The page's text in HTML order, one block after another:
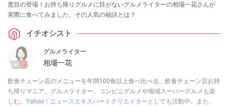
度目の登場！お持ち帰りグルメに目がないグルメライターの相場一花さんが
実際に食べてみました。その人気の秘訣とは？
イチオシスト
グルメライター
相場一花
飲食チェーン店のメニューを年間100食以上食べ比べる、飲食チェーン店お持
ち帰りマニア。グルメライター。コンビニグルメや地域スーパーグルメも楽
しむ。 Yahoo！ニュースエキスパートクリエイター としても活動中。また、